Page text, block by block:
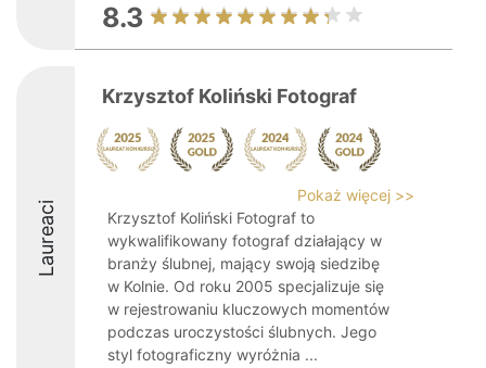
8.3
Laureaci
Krzysztof Koliński Fotograf
Pokaż więcej >>
Krzysztof Koliński Fotograf to
wykwalifikowany fotograf działający w
branży ślubnej, mający swoją siedzibę
w Kolnie. Od roku 2005 specjalizuje się
w rejestrowaniu kluczowych momentów
podczas uroczystości ślubnych. Jego
styl fotograficzny wyróżnia ...